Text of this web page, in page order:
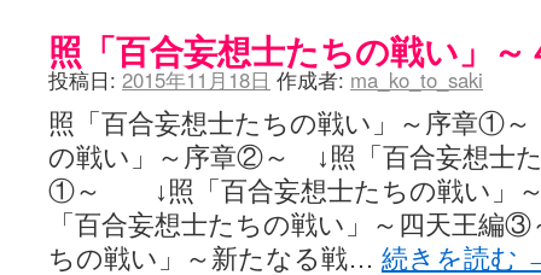
照「百合妄想士たちの戦い」
投稿日: 2015年11月18日 作成者: ma_ko_to_saki
照「百合妄想士たちの戦い」～序章①
の戦い」～序章②～ ↓照「百合妄想士
①～ ↓照「百合妄想士たちの戦い
「百合妄想士たちの戦い」～四天王編
ちの戦い」～新たなる戦… 続きを読む